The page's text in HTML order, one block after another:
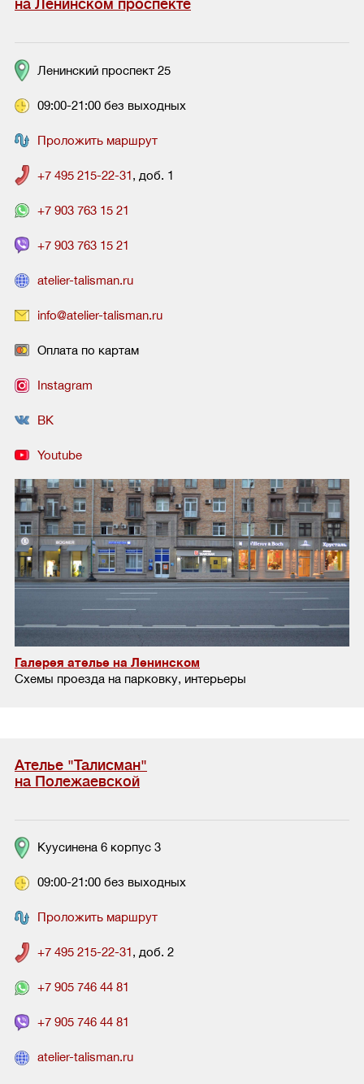
на Ленинском проспекте
Ленинский проспект 25
09:00-21:00 без выходных
Проложить маршрут
+7 495 215-22-31, доб. 1
+7 903 763 15 21
+7 903 763 15 21
atelier-talisman.ru
info@atelier-talisman.ru
Оплата по картам
Instagram
ВК
Youtube
Галерея ателье на Ленинском
Схемы проезда на парковку, интерьеры
Ателье "Талисман"
на Полежаевской
Куусинена 6 корпус 3
09:00-21:00 без выходных
Проложить маршрут
+7 495 215-22-31, доб. 2
+7 905 746 44 81
+7 905 746 44 81
atelier-talisman.ru